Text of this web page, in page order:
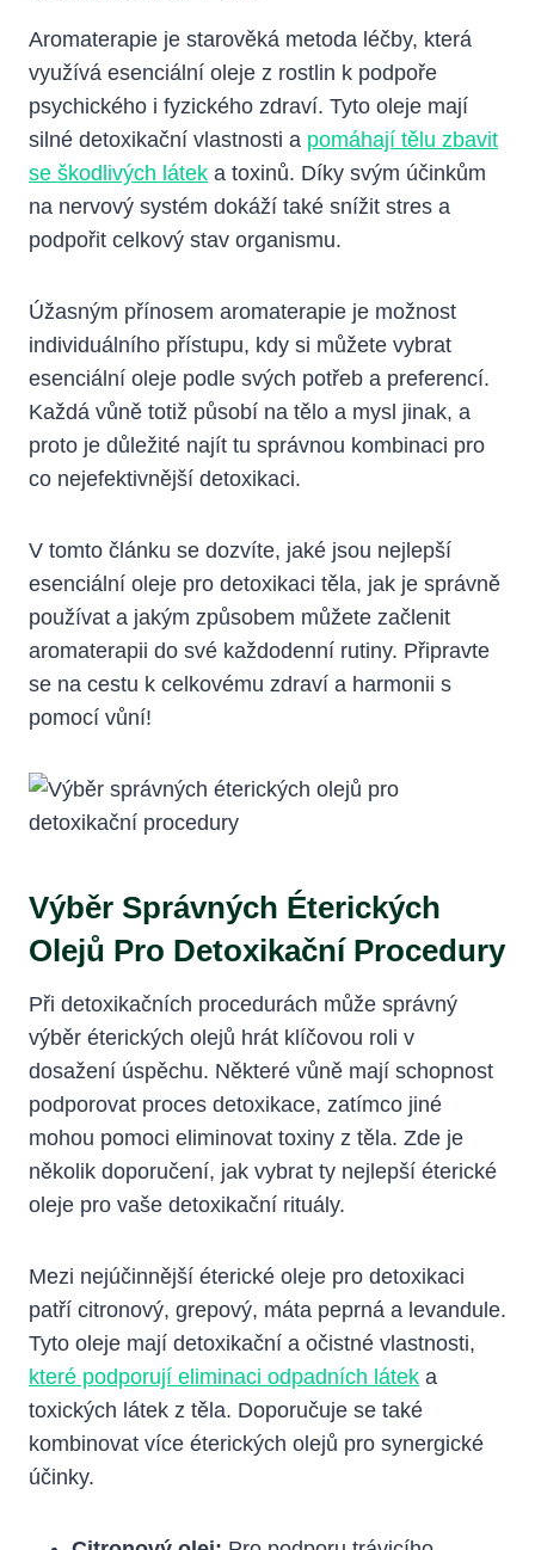
Aromaterapie je starověká metoda léčby, která
využívá esenciální oleje z rostlin k podpoře
psychického i fyzického zdraví. Tyto oleje mají
silné detoxikační vlastnosti a pomáhají tělu zbavit
se škodlivých látek a toxinů. Díky svým účinkům
na nervový systém dokáží také snížit stres a
podpořit celkový stav organismu.
Úžasným přínosem aromaterapie je možnost
individuálního přístupu, kdy si můžete vybrat
esenciální oleje podle svých potřeb a preferencí.
Každá vůně totiž působí na tělo a mysl jinak, a
proto je důležité najít tu správnou kombinaci pro
co nejefektivnější detoxikaci.
V tomto článku se dozvíte, jaké jsou nejlepší
esenciální oleje pro detoxikaci těla, jak je správně
používat a jakým způsobem můžete začlenit
aromaterapii do své každodenní rutiny. Připravte
se na cestu k celkovému zdraví a harmonii s
pomocí vůní!
Výběr Správných Éterických
Olejů Pro Detoxikační Procedury
Při detoxikačních procedurách může správný
výběr éterických olejů hrát klíčovou roli v
dosažení úspěchu. Některé vůně mají schopnost
podporovat proces detoxikace, zatímco jiné
mohou pomoci eliminovat toxiny z těla. Zde je
několik doporučení, jak vybrat ty nejlepší éterické
oleje pro vaše detoxikační rituály.
Mezi nejúčinnější éterické oleje pro detoxikaci
patří citronový, grepový, máta peprná a levandule.
Tyto oleje mají detoxikační a očistné vlastnosti,
které podporují eliminaci odpadních látek a
toxických látek z těla. Doporučuje se také
kombinovat více éterických olejů pro synergické
účinky.